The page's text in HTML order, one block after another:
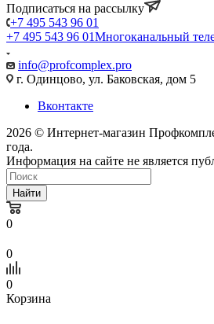
Подписаться на рассылку
+7 495 543 96 01
+7 495 543 96 01Многоканальный
info@profcomplex.pro
г. Одинцово, ул. Баковская, дом 5
Вконтакте
2026 © Интернет-магазин
года.
Информация на сайте не является
Найти
0
0
0
Корзина